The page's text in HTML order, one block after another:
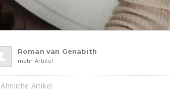
Roman van Genabith
mehr Artikel
Ähnliche Artikel